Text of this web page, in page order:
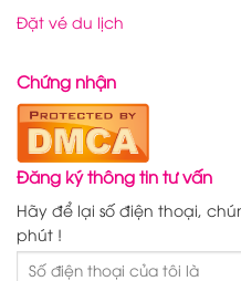
Đặt vé du lịch
Chứng nhận
Đăng ký thông tin tư vấn
Hãy để lại số điện thoại,
phút !